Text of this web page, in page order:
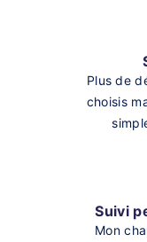
Plus de
choisis
Suivi
Mon